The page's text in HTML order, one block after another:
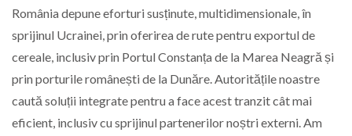
România depune eforturi susținute, multidimensionale, în
sprijinul Ucrainei, prin oferirea de rute pentru exportul de
cereale, inclusiv prin Portul Constanța de la Marea Neagră și
prin porturile românești de la Dunăre. Autoritățile noastre
caută soluții integrate pentru a face acest tranzit cât mai
eficient, inclusiv cu sprijinul partenerilor noștri externi. Am